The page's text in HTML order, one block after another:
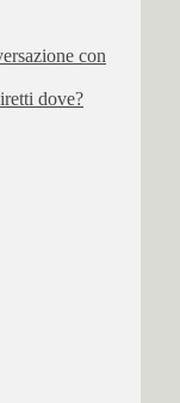
con
dove?